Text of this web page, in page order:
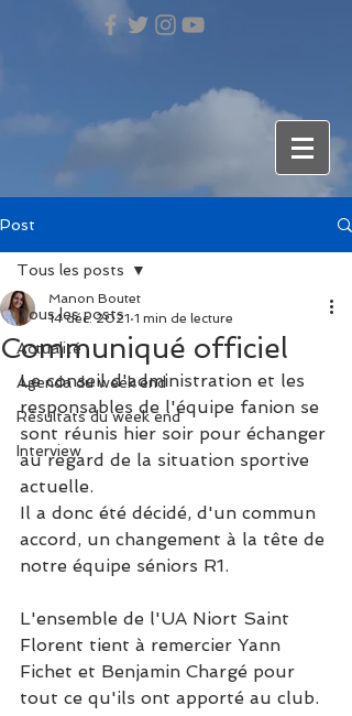
Post
Tous les posts
Actualité
Agenda du week end
Résultats du week end
Interview
Tous les posts
Communiqué officiel
Manon Boutet
14 déc. 2021 1 min de lecture
Le conseil d'administration et les
responsables de l'équipe fanion se
sont réunis hier soir pour échanger
au regard de la situation sportive
actuelle.
Il a donc été décidé, d'un commun
accord, un changement à la tête de
notre équipe séniors R1.
L'ensemble de l'UA Niort Saint
Florent tient à remercier Yann
Fichet et Benjamin Chargé pour
tout ce qu'ils ont apporté au club.